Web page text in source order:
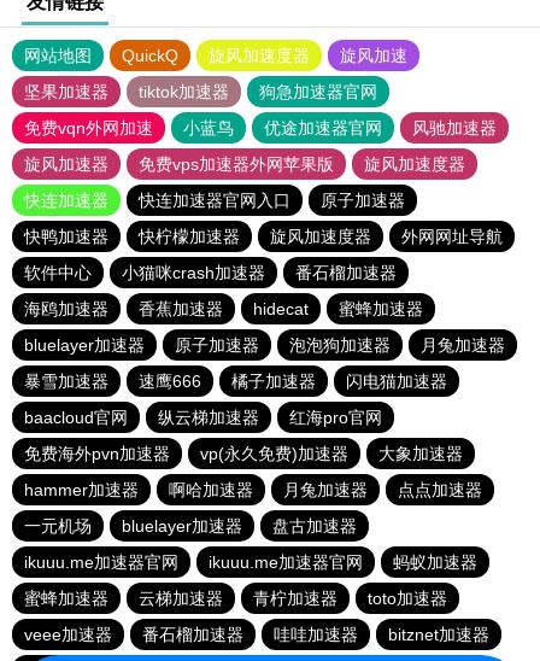
网站地图 QuickQ 旋风加速度器
旋风加速
坚果加速器
tiktok加速器
狗急加速器官网
免费vqn外网加速
小蓝鸟 优途加速器官网
风驰加速器
旋风加速器
免费vps加速器外网苹果版
旋风加速度器
快连加速器
快连加速器官网入口
原子加速器
快鸭加速器
快柠檬加速器 旋风加速度器
外网网址导航
软件中心
小猫咪crash加速器
番石榴加速器
海鸥加速器
香蕉加速器 hidecat
蜜蜂加速器
bluelayer加速器
原子加速器 泡泡狗加速器
月兔加速器
暴雪加速器
速鹰666 橘子加速器
闪电猫加速器
baacloud官网
纵云梯加速器
红海pro官网
免费海外pvn加速器
vp(永久免费)加速器
大象加速器
hammer加速器
啊哈加速器 月兔加速器
点点加速器
一元机场
bluelayer加速器
盘古加速器
ikuuu.me加速器官网
ikuuu.me加速器官网
蚂蚁加速器
蜜蜂加速器
云梯加速器 青柠加速器
toto加速器
veee加速器
番石榴加速器 哇哇加速器 bitznet加速器